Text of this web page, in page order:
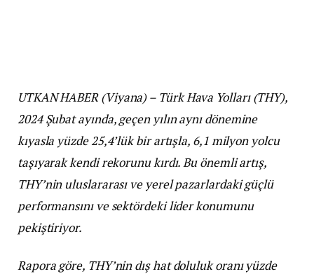
UTKAN HABER (Viyana) – Türk Hava Yolları (THY),
2024 Şubat ayında, geçen yılın aynı dönemine
kıyasla yüzde 25,4’lük bir artışla, 6,1 milyon yolcu
taşıyarak kendi rekorunu kırdı. Bu önemli artış,
THY’nin uluslararası ve yerel pazarlardaki güçlü
performansını ve sektördeki lider konumunu
pekiştiriyor.
Rapora göre, THY’nin dış hat doluluk oranı yüzde